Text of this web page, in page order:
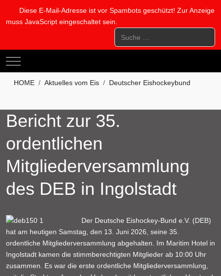
Diese E-Mail-Adresse ist vor Spambots geschützt! Zur Anzeige
muss JavaScript eingeschaltet sein.
Suchen
Mobile Menu Toggle
HOME Aktuelles vom Eis Deutscher Eishockeybund
Bericht zur 35.
ordentlichen
Mitgliederversammlung
des DEB in Ingolstadt
Der Deutsche Eishockey-Bund e.V. (DEB)
hat am heutigen Samstag, den 13. Juni 2026, seine 35.
ordentliche Mitgliederversammlung abgehalten. Im Maritim Hotel in
Ingolstadt kamen die stimmberechtigten Mitglieder ab 10:00 Uhr
zusammen. Es war die erste ordentliche Mitgliederversammlung,